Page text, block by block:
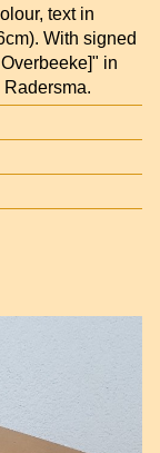
text in
With signed
in